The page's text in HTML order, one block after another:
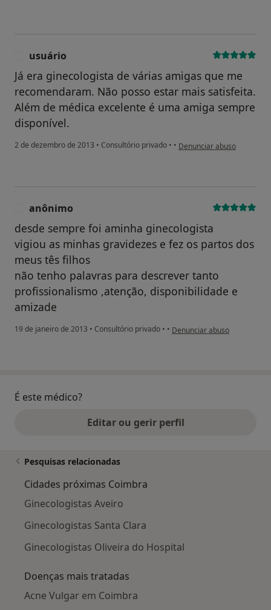
usuário
Já era ginecologista de várias amigas que me
recomendaram. Não posso estar mais satisfeita.
Além de médica excelente é uma amiga sempre
disponível.
2 de dezembro de 2013 • Consultório privado • • na opinião do utilizador
Denunciar abuso
anônimo
desde sempre foi aminha ginecologista
vigiou as minhas gravidezes e fez os partos dos
meus tês filhos
não tenho palavras para descrever tanto
profissionalismo ,atenção, disponibilidade e
amizade
19 de janeiro de 2013 • Consultório privado • • na opinião do utilizador
Denunciar abuso
É este médico?
Editar ou gerir perfil
Pesquisas relacionadas
Cidades próximas Coimbra
Ginecologistas Aveiro
Ginecologistas Santa Clara
Ginecologistas Oliveira do Hospital
Doenças mais tratadas
Acne Vulgar em Coimbra